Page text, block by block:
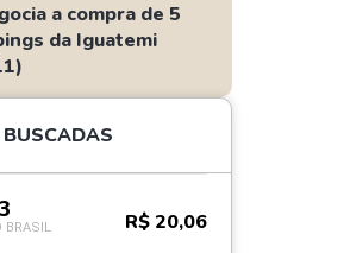
a compra de 5
da Iguatemi
BRASIL R$ 20,06